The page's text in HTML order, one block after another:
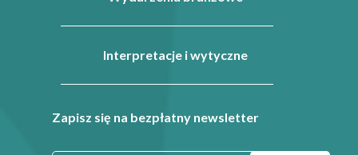
Interpretacje i wytyczne
Zapisz się na bezpłatny newsletter